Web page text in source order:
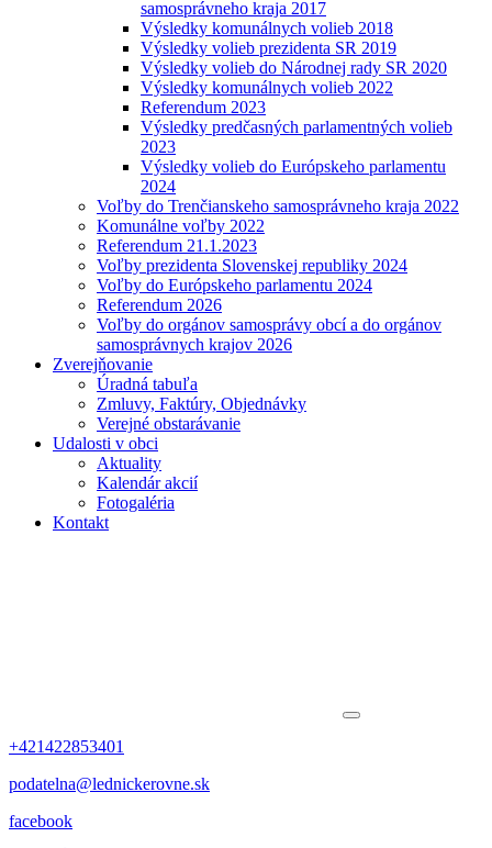
samosprávneho kraja 2017
Výsledky komunálnych volieb 2018
Výsledky volieb prezidenta SR 2019
Výsledky volieb do Národnej rady SR 2020
Výsledky komunálnych volieb 2022
Referendum 2023
Výsledky predčasných parlamentných volieb
2023
Výsledky volieb do Európskeho parlamentu
2024
Voľby do Trenčianskeho samosprávneho kraja 2022
Komunálne voľby 2022
Referendum 21.1.2023
Voľby prezidenta Slovenskej republiky 2024
Voľby do Európskeho parlamentu 2024
Referendum 2026
Voľby do orgánov samosprávy obcí a do orgánov
samosprávnych krajov 2026
Zverejňovanie
Úradná tabuľa
Zmluvy, Faktúry, Objednávky
Verejné obstarávanie
Udalosti v obci
Aktuality
Kalendár akcií
Fotogaléria
Kontakt
+421422853401
podatelna@lednickerovne.sk
facebook